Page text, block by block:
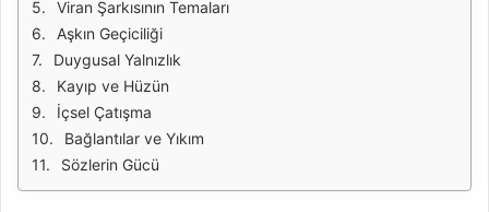
Viran Şarkısının Temaları
Aşkın Geçiciliği
Duygusal Yalnızlık
Kayıp ve Hüzün
İçsel Çatışma
Bağlantılar ve Yıkım
Sözlerin Gücü